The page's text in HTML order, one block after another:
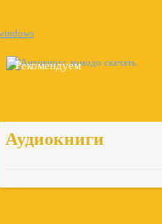
Рекомендуем
Аудиокниги